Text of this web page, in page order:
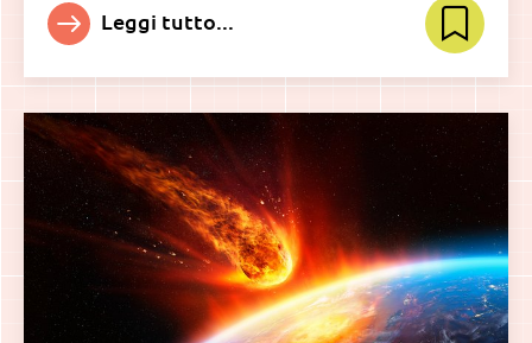
Leggi tutto...